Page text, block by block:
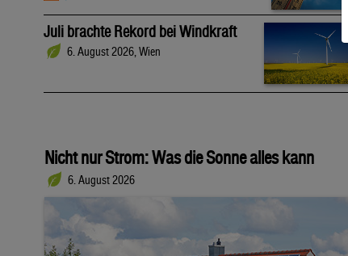
Juli brachte Rekord bei Windkraft
6. August 2026, Wien
Nicht nur Strom: Was die Sonne alles kann
6. August 2026